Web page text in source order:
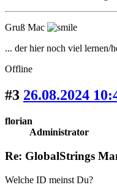
Gruß Mac
... der hier noch viel lernen/
Offline
#3 26.08.2024
florian
Administrator
Re: GlobalStrings
Welche ID meinst Du?